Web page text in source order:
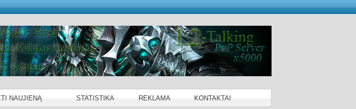
NAUJIENĄ STATISTIKA REKLAMA KONTAKTAI